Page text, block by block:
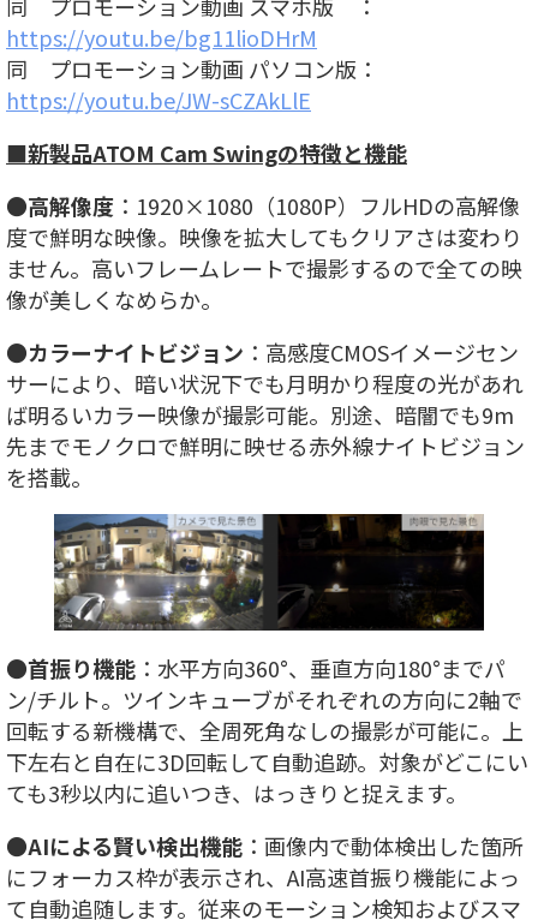
https://youtu.be/bg11lioDHrM
同 プロモーション動画 パソコン版：
https://youtu.be/JW-sCZAkLlE
■新製品ATOM Cam Swingの特徴と機能
●高解像度 ：1920×1080（1080P）フルHDの高解像
度で鮮明な映像。映像を拡大してもクリアさは変わり
ません。高いフレームレートで撮影するので全ての映
像が美しくなめらか。
●カラーナイトビジョン ：高感度CMOSイメージセン
サーにより、暗い状況下でも月明かり程度の光があれ
ば明るいカラー映像が撮影可能。別途、暗闇でも9m
先までモノクロで鮮明に映せる赤外線ナイトビジョン
を搭載。
●首振り機能 ：水平方向360°、垂直方向180°までパ
ン/チルト。ツインキューブがそれぞれの方向に2軸で
回転する新機構で、全周死角なしの撮影が可能に。上
下左右と自在に3D回転して自動追跡。対象がどこにい
ても3秒以内に追いつき、はっきりと捉えます。
●AIによる賢い検出機能 ：画像内で動体検出した箇所
にフォーカス枠が表示され、AI高速首振り機能によっ
て自動追随します。従来のモーション検知およびスマ